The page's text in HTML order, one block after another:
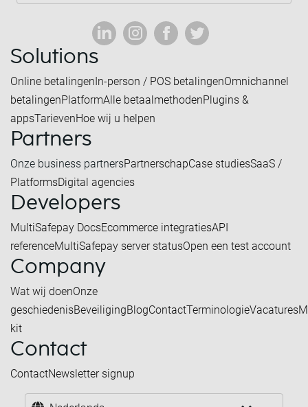
Solutions
Online betalingenIn-person / POS betalingenOmnichannel
betalingenPlatformAlle betaalmethodenPlugins &
appsTarievenHoe wij u helpen
Partners
Onze business partnersPartnerschapCase studiesSaaS /
PlatformsDigital agencies
Developers
MultiSafepay DocsEcommerce integratiesAPI
referenceMultiSafepay server statusOpen een test account
Company
Wat wij doenOnze
geschiedenisBeveiligingBlogContactTerminologieVacatures
kit
Contact
ContactNewsletter signup